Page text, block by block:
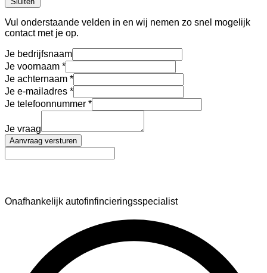
Vul onderstaande velden in en wij nemen zo snel mogelijk
contact met je op.
Je bedrijfsnaam
Je voornaam
Je achternaam
Je e-mailadres
Je telefoonnummer
Je vraag
Aanvraag versturen
Onafhankelijk autofinfincieringsspecialist